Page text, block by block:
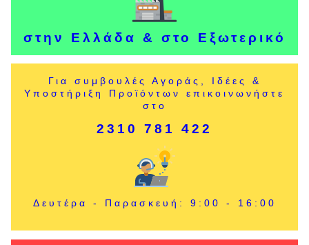
στην Ελλάδα & στο Εξωτερικό
Για συμβουλές Αγοράς, Ιδέες &
Υποστήριξη Προϊόντων επικοινωνήστε
στο
2310 781 422
Δευτέρα - Παρασκευή: 9:00 - 16:00